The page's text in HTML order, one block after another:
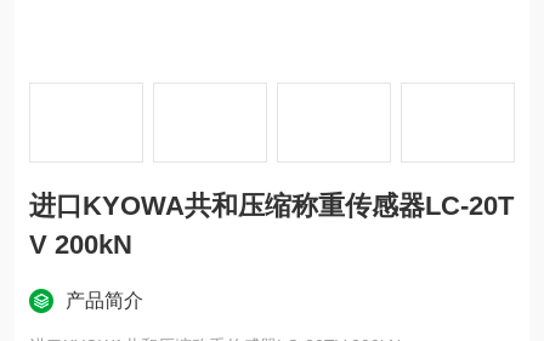
进口KYOWA共和压缩称重传感器LC-20T
V 200kN
产品简介